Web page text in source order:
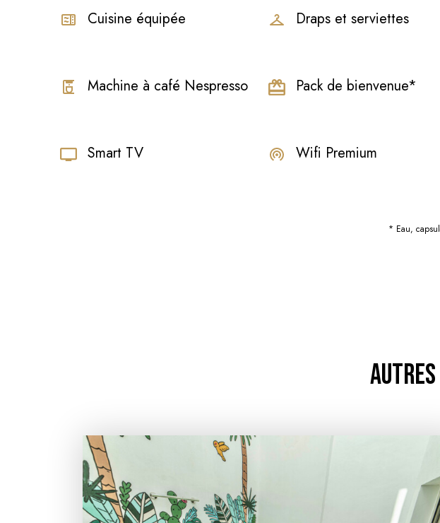
Cuisine équipée Draps et serviettes
Machine à café Nespresso Pack de bienvenue*
Smart TV Wifi Premium
* Eau,